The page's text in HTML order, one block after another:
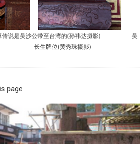
说是吴沙公带至台湾的(孙祎达摄影) 吴
长生牌位(黄秀珠摄影)
page